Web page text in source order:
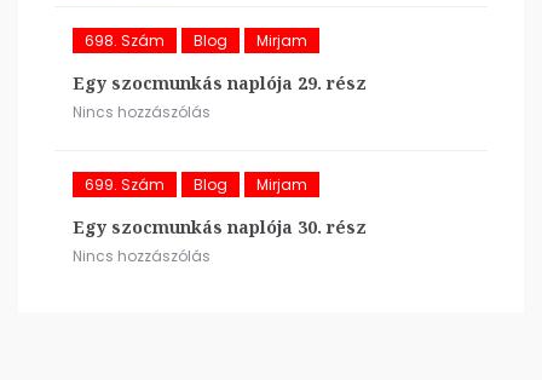
698. Szám Blog Mirjam
Egy szocmunkás naplója 29. rész
Nincs hozzászólás
699. Szám Blog Mirjam
Egy szocmunkás naplója 30. rész
Nincs hozzászólás